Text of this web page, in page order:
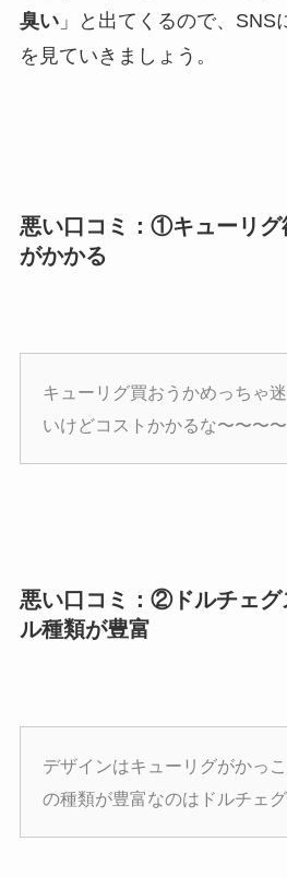
臭い」と出てくるので、SNS
を見ていきましょう。
悪い口コミ：①キューリグ
がかかる
キューリグ買おうかめっちゃ
いけどコストかかるな〜〜〜〜
悪い口コミ：②ドルチェグ
ル種類が豊富
デザインはキューリグがかっ
の種類が豊富なのはドルチェ